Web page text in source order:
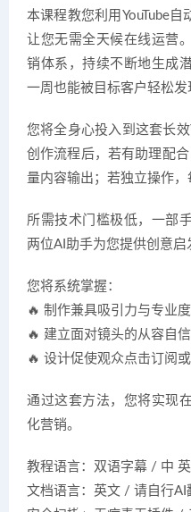
本课程教您利用YouTube自
让您无需全天候在线运营
销体系，持续不断地生成
一周也能被目标客户轻松发
您将全身心投入到这套长
创作流程后，若有助理配
量内容输出；若独立操作，
所需技术门槛极低，一部
两位AI助手为您提供创意启
您将系统掌握：
🔥 制作兼具吸引力与专业
🔥 建立面对镜头的从容自信
🔥 设计促使观众点击订阅
通过这套方法，您将实现
化营销。
教程语言：双语字幕 / 中 英
文档语言：英文 / 请自行AI